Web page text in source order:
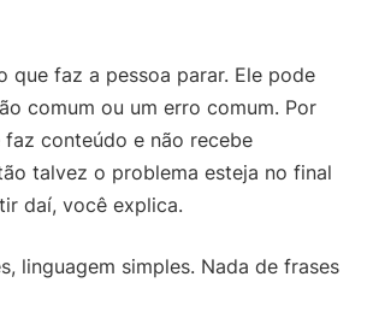
que faz a pessoa parar. Ele pode
comum ou um erro comum. Por
conteúdo e não recebe
talvez o problema esteja no final
daí, você explica.
linguagem simples. Nada de frases